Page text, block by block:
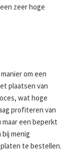
zeer hoge
om een
plaatsen van
wat hoge
profiteren van
een beperkt
menig
te bestellen.